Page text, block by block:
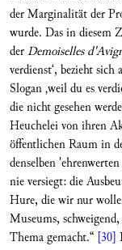
der Marginalität der
wurde. Das in diesem
derDemoiselles
verdienst‘, bezieht sich
Slogan ‚weil du es
die nicht gesehen
Heuchelei von ihren
öffentlichen Raum in
denselben
nie versiegt: die
Hure, die wir nur
Museums,
Thema gemacht.“ [30]